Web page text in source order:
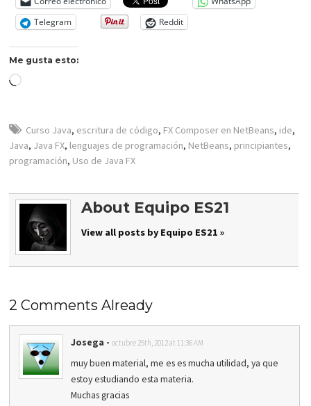
Telegram
Reddit
Me gusta esto:
Cargando...
Curso Java, escritura de código, FX Composer en NetBeans, ide,
Java, Java FX, lenguajes de programación, NetBeans, principiantes,
programación, Uso de Java FX
About Equipo ES21
View all posts by Equipo ES21 »
2 Comments Already
Josega - octubre 25th, 2012 at 11:36 AM
muy buen material, me es es mucha utilidad, ya que
estoy estudiando esta materia.
Muchas gracias